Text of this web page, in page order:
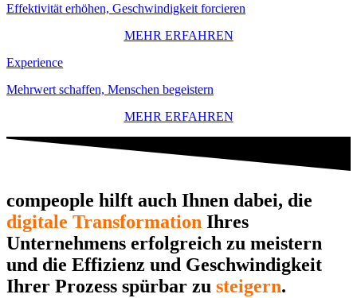
Effektivität erhöhen, Geschwindigkeit forcieren
MEHR ERFAHREN
Experience
Mehrwert schaffen, Menschen begeistern
MEHR ERFAHREN
compeople hilft auch Ihnen dabei, die
digitale Transformation Ihres
Unternehmens erfolgreich zu meistern
und die Effizienz und Geschwindigkeit
Ihrer Prozess spürbar zu steigern.